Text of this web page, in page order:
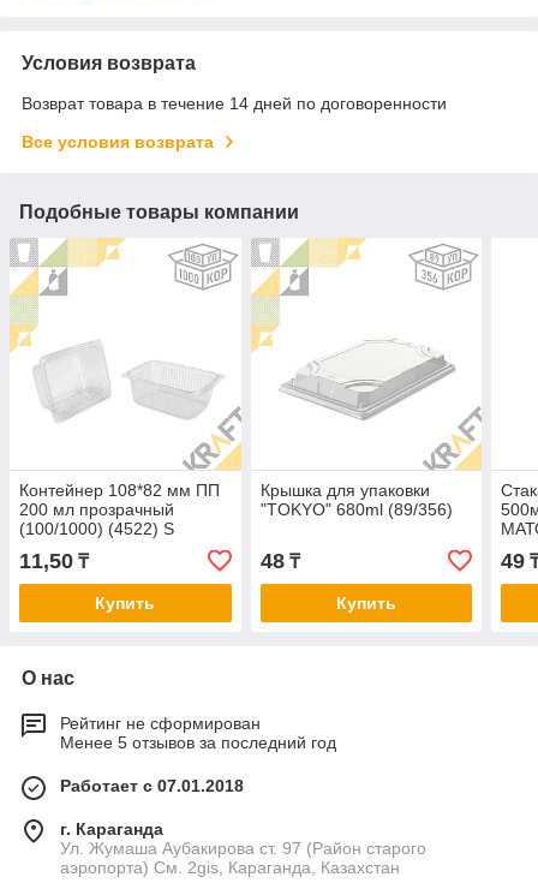
Условия возврата
Возврат товара в течение 14 дней по договоренности
Все условия возврата
Подобные товары компании
Контейнер 108*82 мм ПП
200 мл прозрачный
(100/1000) (4522) S
11,50 ₸
Купить
Крышка для упаковки
"TOKYO" 680ml (89/356)
48₸
Купить
49
О нас
Рейтинг не сформирован
Менее 5 отзывов за последний год
Работает с 07.01.2018
г. Караганда
Ул. Жумаша Аубакирова ст. 97 (Район старого
аэропорта) См. 2gis, Караганда, Казахстан